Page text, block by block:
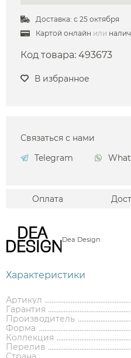
Доставка: с 25 октября
Картой онлайн или
Код товара: 493673
В избранное
Связаться с нами
Telegram
Оплата
Dea Design
Характеристики
Артикул
Гарантия
Производитель
Форма
Коллекция
Перелив